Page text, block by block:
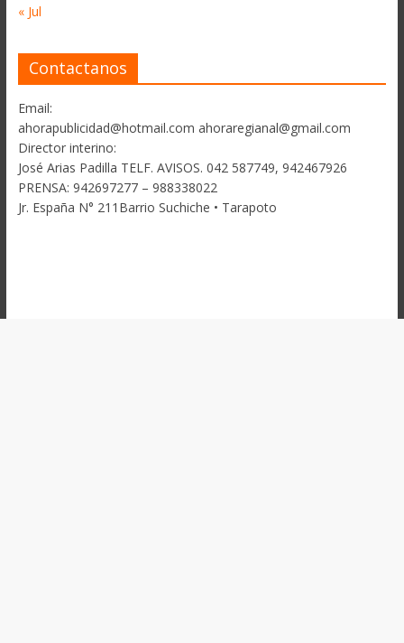
« Jul
Contactanos
Email:
ahorapublicidad@hotmail.com ahoraregianal@gmail.com
Director interino:
José Arias Padilla TELF. AVISOS. 042 587749, 942467926
PRENSA: 942697277 – 988338022
Jr. España N° 211Barrio Suchiche • Tarapoto